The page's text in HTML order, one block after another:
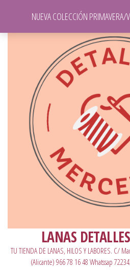
LANAS
TU TIENDA DE LANAS, HILOS Y LABORES. C/
(Alicante) 966 78 16 48 Whatssap
NUEVA COLECCIÓN PRIMAVERA/